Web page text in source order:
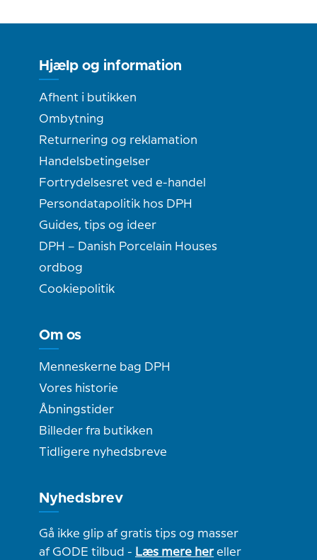
Hjælp og information
Afhent i butikken
Ombytning
Returnering og reklamation
Handelsbetingelser
Fortrydelsesret ved e-handel
Persondatapolitik hos DPH
Guides, tips og ideer
DPH – Danish Porcelain Houses
ordbog
Cookiepolitik
Om os
Menneskerne bag DPH
Vores historie
Åbningstider
Billeder fra butikken
Tidligere nyhedsbreve
Nyhedsbrev
Gå ikke glip af gratis tips og masser
af GODE tilbud - Læs mere hereller